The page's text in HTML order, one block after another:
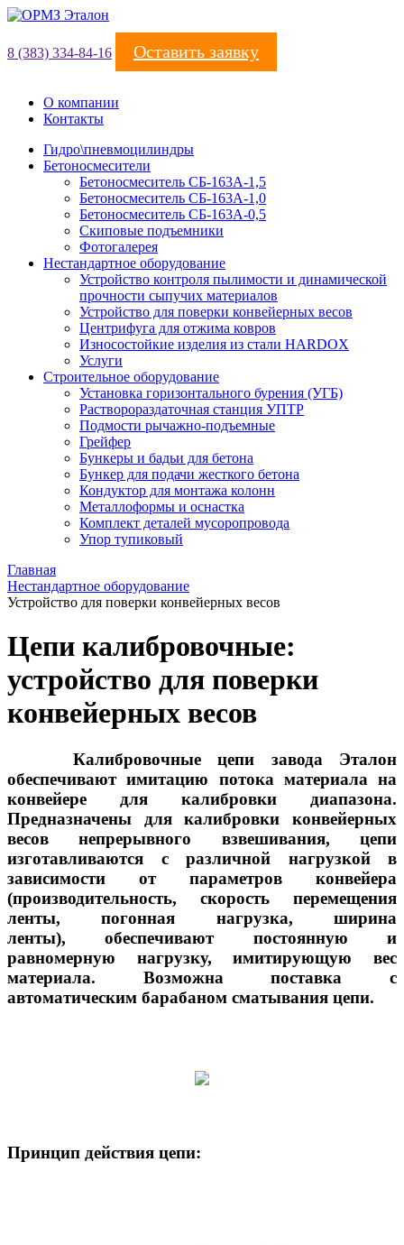
8 (383) 334-84-16 Оставить заявку
О компании
Контакты
Гидро\пневмоцилиндры
Бетоносмесители
Бетоносмеситель СБ-163А-1,5
Бетоносмеситель СБ-163А-1,0
Бетоносмеситель СБ-163А-0,5
Скиповые подъемники
Фотогалерея
Нестандартное оборудование
Устройство контроля пылимости и динамической
прочности сыпучих материалов
Устройство для поверки конвейерных весов
Центрифуга для отжима ковров
Износостойкие изделия из стали HARDOX
Услуги
Строительное оборудование
Установка горизонтального бурения (УГБ)
Растворораздаточная станция УПТР
Подмости рычажно-подъемные
Грейфер
Бункеры и бадьи для бетона
Бункер для подачи жесткого бетона
Кондуктор для монтажа колонн
Металлоформы и оснастка
Комплект деталей мусоропровода
Упор тупиковый
Главная
Нестандартное оборудование
Устройство для поверки конвейерных весов
Цепи калибровочные:
устройство для поверки
конвейерных весов
Калибровочные цепи завода Эталон
обеспечивают имитацию потока материала на
конвейере для калибровки диапазона.
Предназначены для калибровки конвейерных
весов непрерывного взвешивания, цепи
изготавливаются с различной нагрузкой в
зависимости от параметров конвейера
(производительность, скорость перемещения
ленты, погонная нагрузка, ширина
ленты), обеспечивают постоянную и
равномерную нагрузку, имитирующую вес
материала. Возможна поставка с
автоматическим барабаном сматывания цепи.
Принцип действия цепи: